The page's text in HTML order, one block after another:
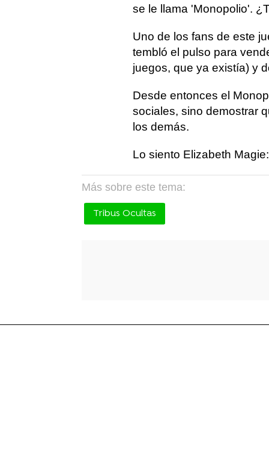
se le llama 'Monopolio'.
Uno de los fans de este
tembló el pulso para
juegos, que ya existía) y
Desde entonces el
sociales, sino demostrar
los demás.
Lo siento Elizabeth
Más sobre este tema:
Tribus Ocultas